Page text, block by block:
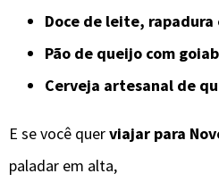
Doce de leite, rapadura
Pão de queijo com
Cerveja artesanal de
E se você querviajar para
paladar em alta,